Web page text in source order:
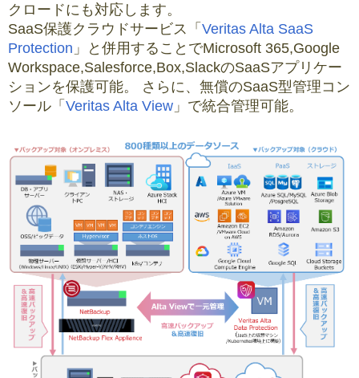
クロードにも対応します。
SaaS保護クラウドサービス「 Veritas Alta SaaS
Protection 」と併用することでMicrosoft 365,Google
Workspace,Salesforce,Box,SlackのSaaSアプリケー
ションを保護可能。 さらに、無償のSaaS型管理コン
ソール「 Veritas Alta View」で統合管理可能。